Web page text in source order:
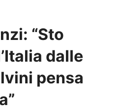
“Sto
dalle
pensa